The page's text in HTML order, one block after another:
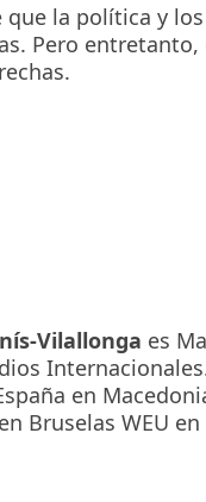
la política y
Pero
Vilallonga es
en
Bruselas WEU